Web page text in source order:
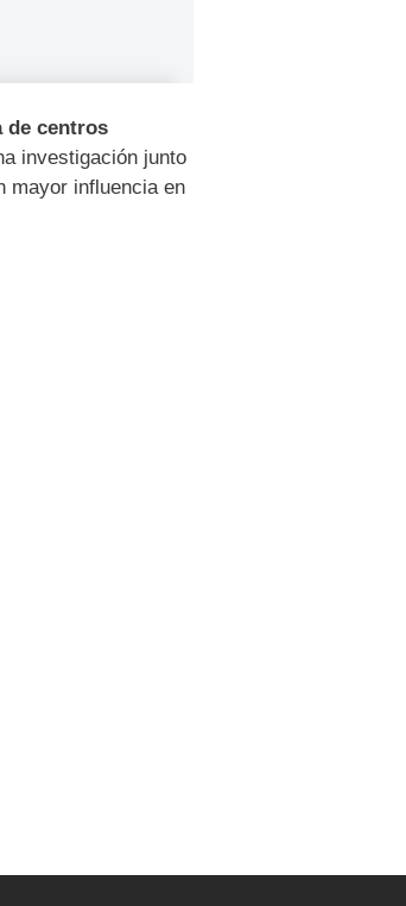
de centros
investigación junto
mayor influencia en